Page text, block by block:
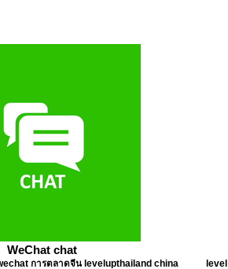
WeChat chat
การตลาดจีน levelupthailand china